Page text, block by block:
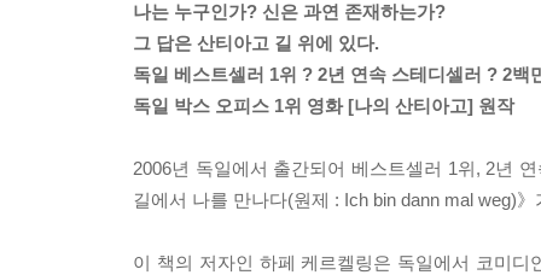
나는 누구인가? 신은 과연 존재하는가?
그 답은 산티아고 길 위에 있다.
독일 베스트셀러 1위 ? 2년 연속 스테디셀러 ? 2백
독일 박스 오피스 1위 영화 [나의 산티아고] 원작
2006년 독일에서 출간되어 베스트셀러 1위, 2년
길에서 나를 만나다(원제 : Ich bin dann mal weg)
이 책의 저자인 하페 케르켈링은 독일에서 코미